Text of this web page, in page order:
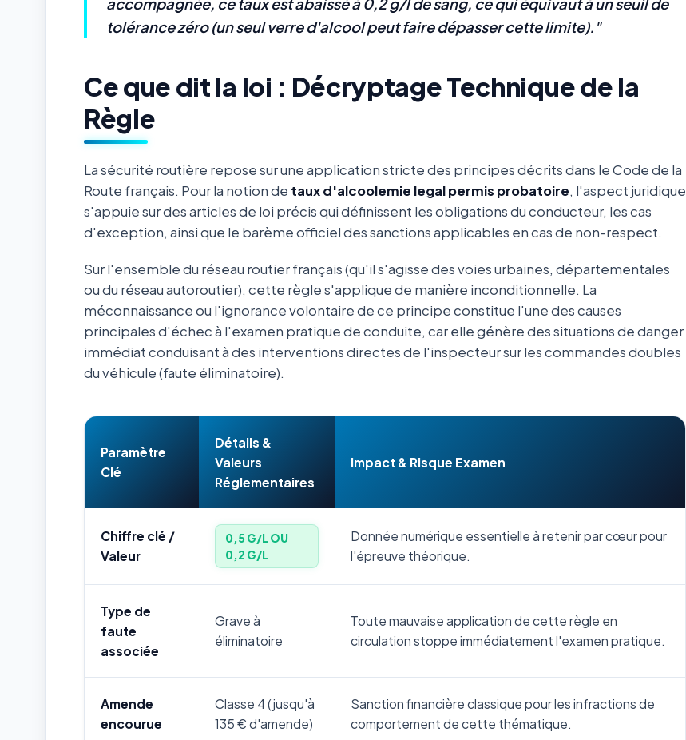
accompagnée, ce taux est abaissé à 0,2 g/l de sang, ce qui équivaut à un seuil de
tolérance zéro (un seul verre d'alcool peut faire dépasser cette limite)."
Ce que dit la loi : Décryptage Technique de la
Règle
La sécurité routière repose sur une application stricte des principes décrits dans le Code de la
Route français. Pour la notion de taux d'alcoolemie legal permis probatoire, l'aspect juridique
s'appuie sur des articles de loi précis qui définissent les obligations du conducteur, les cas
d'exception, ainsi que le barème officiel des sanctions applicables en cas de non-respect.
Sur l'ensemble du réseau routier français (qu'il s'agisse des voies urbaines, départementales
ou du réseau autoroutier), cette règle s'applique de manière inconditionnelle. La
méconnaissance ou l'ignorance volontaire de ce principe constitue l'une des causes
principales d'échec à l'examen pratique de conduite, car elle génère des situations de danger
immédiat conduisant à des interventions directes de l'inspecteur sur les commandes doubles
du véhicule (faute éliminatoire).
Paramètre
Clé
Détails &
Valeurs
Réglementaires
Impact & Risque Examen
Chiffre clé /
Valeur
0,5 G/L OU
0,2 G/L
Donnée numérique essentielle à retenir par cœur pour
l'épreuve théorique.
Type de
faute
associée
Grave à
éliminatoire
Toute mauvaise application de cette règle en
circulation stoppe immédiatement l'examen pratique.
Amende
encourue
Classe 4 (jusqu'à
135 € d'amende)
Sanction financière classique pour les infractions de
comportement de cette thématique.